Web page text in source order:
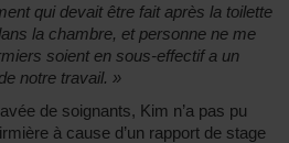
qui devait être fait après la toilette
la chambre, et personne ne me
soient en sous-effectif a un
notre travail. »
de soignants, Kim n’a pas pu
à cause d’un rapport de stage